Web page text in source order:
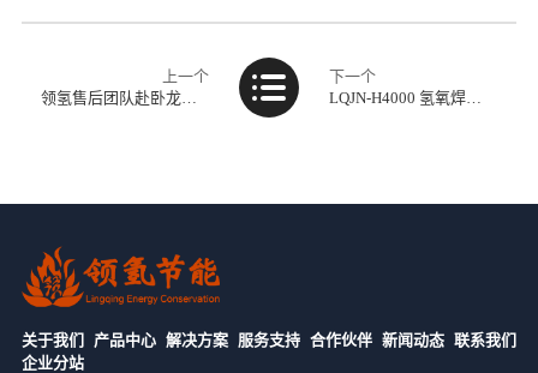
上一个
领氢售后团队赴卧龙采埃孚开展设备落地服务
下一个
LQJN-H4000 氢氧焊机落地中豪集团，完成变压器铜接头安装调试
关于我们 产品中心 解决方案 服务支持 合作伙伴 新闻动态 联系我们
企业分站